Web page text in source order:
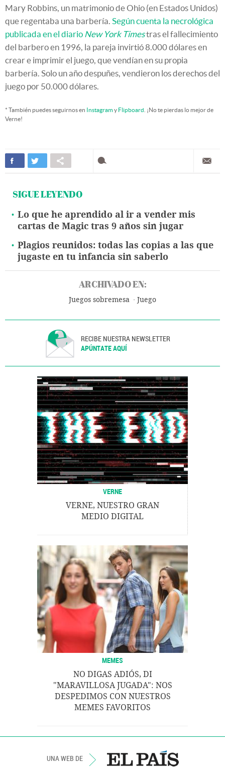
Mary Robbins, un matrimonio de Ohio (en Estados Unidos)
que regentaba una barbería. Según cuenta la necrológica
publicada en el diario New York Timestras el fallecimiento
del barbero en 1996, la pareja invirtió 8.000 dólares en
crear e imprimir el juego, que vendían en su propia
barbería. Solo un año despuñes, vendieron los derechos del
juego por 50.000 dólares.
* También puedes seguirnos en Instagramy Flipboard . ¡No te pierdas lo mejor de
Verne!
SIGUE LEYENDO
Lo que he aprendido al ir a vender mis
cartas de Magic tras 9 años sin jugar
Plagios reunidos: todas las copias a las que
jugaste en tu infancia sin saberlo
ARCHIVADO EN:
Juegos sobremesa Juego
RECIBE NUESTRA NEWSLETTER
APÚNTATE AQUÍ
VERNE
VERNE, NUESTRO GRAN
MEDIO DIGITAL
MEMES
NO DIGAS ADIÓS, DI
"MARAVILLOSA JUGADA": NOS
DESPEDIMOS CON NUESTROS
MEMES FAVORITOS
UNA WEB DE